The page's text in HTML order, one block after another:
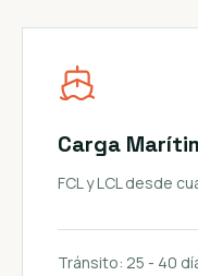
Carga
FCL y LCL desde
Tránsito: 25 - 40